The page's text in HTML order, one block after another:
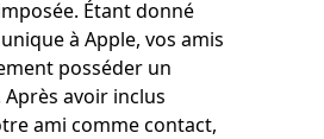
Étant donné
à Apple, vos amis
posséder un
avoir inclus
ami comme contact,